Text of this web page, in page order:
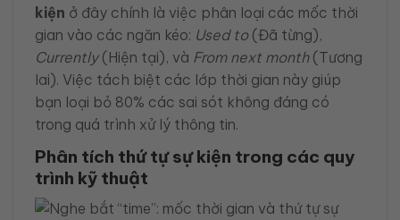
kiện ở đây chính là việc phân loại các mốc thời
gian vào các ngăn kéo: Used to(Đã từng),
Currently(Hiện tại), và From next month(Tương
lai). Việc tách biệt các lớp thời gian này giúp
bạn loại bỏ 80% các sai sót không đáng có
trong quá trình xử lý thông tin.
Phân tích thứ tự sự kiện trong các quy
trình kỹ thuật